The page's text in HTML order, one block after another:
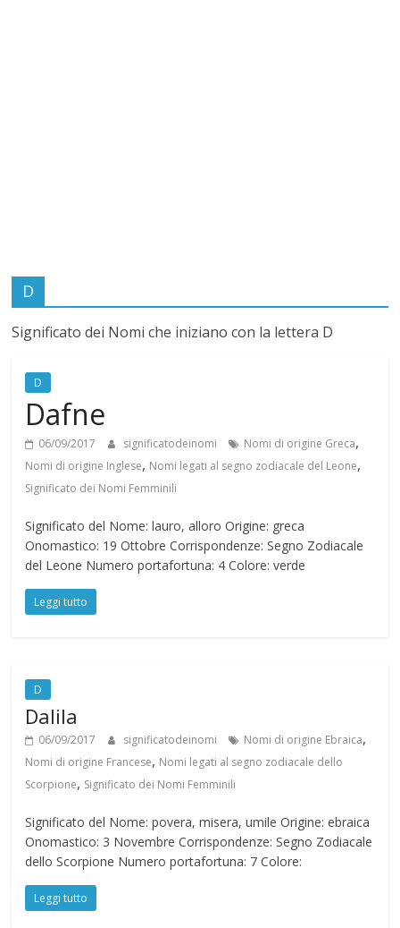
d
e
N
o
m
D
Significato dei Nomi che iniziano con la lettera D
D
Dafne
06/09/2017 significatodeinomi Nomi di origine Greca,
Nomi di origine Inglese, Nomi legati al segno zodiacale del Leone,
Significato dei Nomi Femminili
Significato del Nome: lauro, alloro Origine: greca
Onomastico: 19 Ottobre Corrispondenze: Segno Zodiacale
del Leone Numero portafortuna: 4 Colore: verde
Leggi tutto
D
Dalila
06/09/2017 significatodeinomi Nomi di origine Ebraica,
Nomi di origine Francese, Nomi legati al segno zodiacale dello
Scorpione, Significato dei Nomi Femminili
Significato del Nome: povera, misera, umile Origine: ebraica
Onomastico: 3 Novembre Corrispondenze: Segno Zodiacale
dello Scorpione Numero portafortuna: 7 Colore:
Leggi tutto